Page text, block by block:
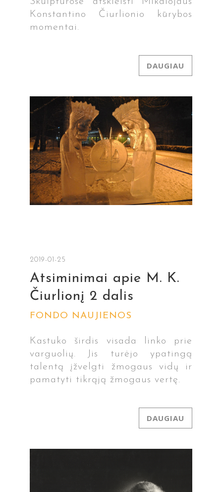
Konstantino Čiurlionio kūrybos
momentai.
DAUGIAU
2019-01-25
Atsiminimai apie M. K.
Čiurlionį 2 dalis
FONDO NAUJIENOS
Kastuko širdis visada linko prie
varguolių. Jis turėjo ypatingą
talentą įžvelgti žmogaus vidų ir
pamatyti tikrąją žmogaus vertę.
DAUGIAU